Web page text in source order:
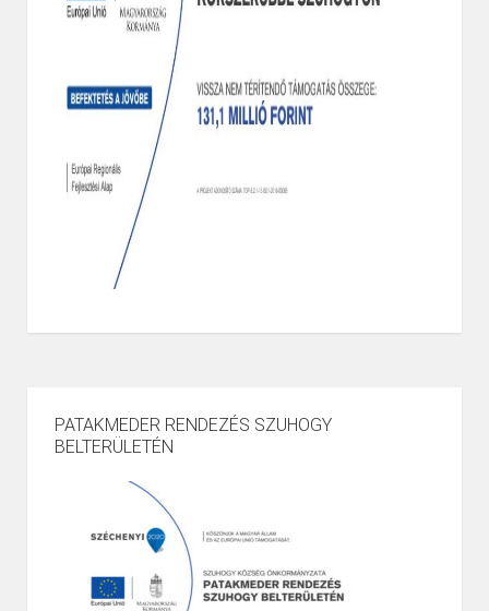
PATAKMEDER RENDEZÉS SZUHOGY
BELTERÜLETÉN